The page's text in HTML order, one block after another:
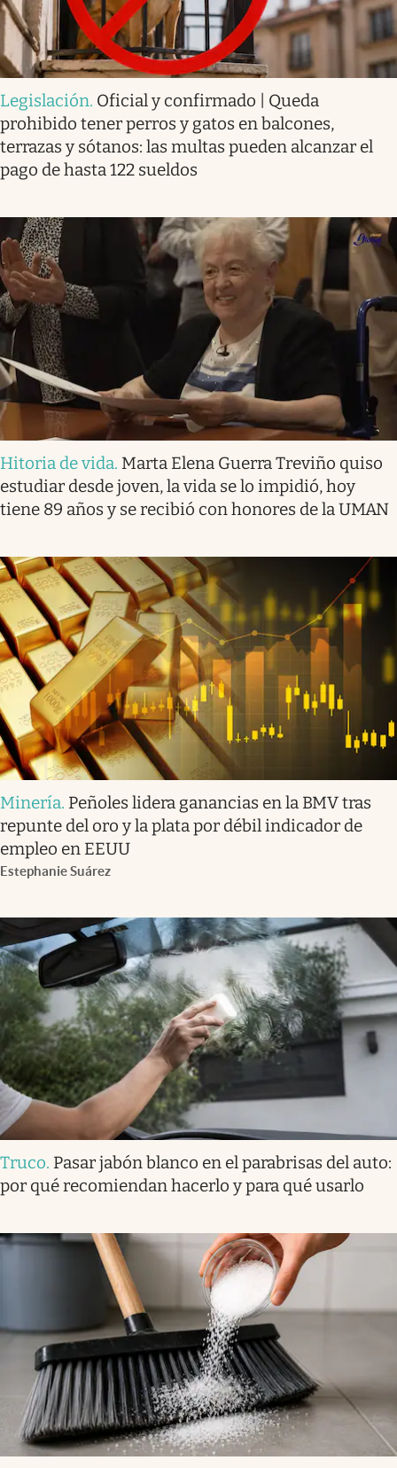
Legislación. Oficial y confirmado | Queda
prohibido tener perros y gatos en balcones,
terrazas y sótanos: las multas pueden alcanzar el
pago de hasta 122 sueldos
Hitoria de vida. Marta Elena Guerra Treviño quiso
estudiar desde joven, la vida se lo impidió, hoy
tiene 89 años y se recibió con honores de la UMAN
Minería. Peñoles lidera ganancias en la BMV tras
repunte del oro y la plata por débil indicador de
empleo en EEUU
Estephanie Suárez
Truco. Pasar jabón blanco en el parabrisas del auto:
por qué recomiendan hacerlo y para qué usarlo